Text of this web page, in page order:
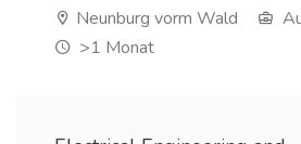
Neunburg vorm Wald
>1 Monat